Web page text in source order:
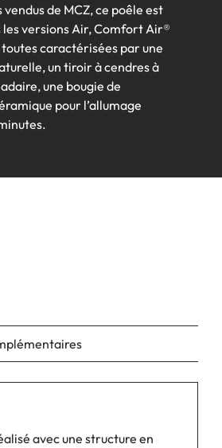
vendus de MCZ, ce poêle est
les versions Air, Comfort Air®
caractérisées par une
un tiroir à cendres à
une bougie de
pour l’allumage
avec une structure en